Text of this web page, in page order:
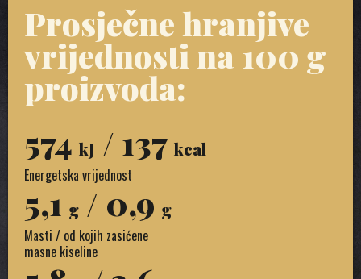
Prosječne hranjive
vrijednosti na 100 g
proizvoda:
574 kJ / 137 kcal
Energetska vrijednost
5,1 g / 0,9 g
Masti / od kojih zasićene
masne kiseline